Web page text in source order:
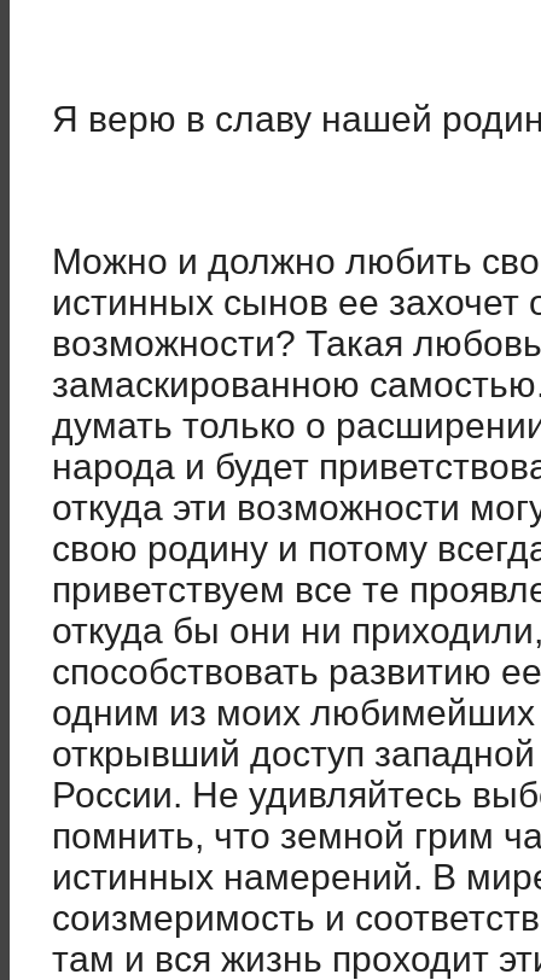
Я верю в славу нашей
Можно и должно любить
истинных сынов ее захочет
возможности? Такая
замаскированною
думать только о
народа и будет
откуда эти возможности
свою родину и потому
приветствуем все те
откуда бы они ни
способствовать развитию
одним из моих любимейших
открывший доступ
России. Не удивляйтесь
помнить, что земной грим
истинных намерений. В
соизмеримость и
там и вся жизнь проходит